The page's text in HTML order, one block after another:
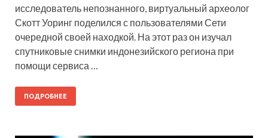
исследователь непознанного, виртуальный археолог
Скотт Уоринг поделился с пользователями Сети
очередной своей находкой. На этот раз он изучал
спутниковые снимки индонезийского региона при
помощи сервиса …
ПОДРОБНЕЕ